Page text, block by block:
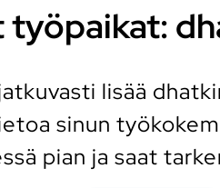
työpaikat:
lisää
sinun
pian ja saat